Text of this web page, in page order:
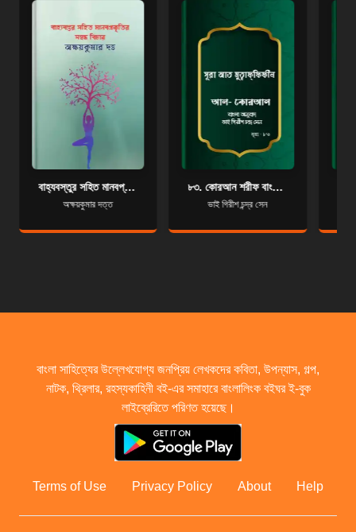
বাহ্যবস্তুর সহিত মানবপ্রকৃতির সম্বন্ধ বিচার
অক্ষয়কুমার দত্ত
৮৩. কোরআন শরীফ বাংলা অনুবাদ - সূরা আত-মুত্বাফ্‌ফিফীন
ভাই গিরীশ চন্দ্র সেন
বাংলা সাহিত্যের উল্লেখযোগ্য জনপ্রিয় লেখকদের কবিতা, উপন্যাস, গল্প,
নাটক, থ্রিলার, রহস্যকাহিনী বই-এর সমাহারে বাংলালিংক বইঘর ই-বুক
লাইব্রেরিতে পরিণত হয়েছে।
Terms of Use Privacy Policy About Help